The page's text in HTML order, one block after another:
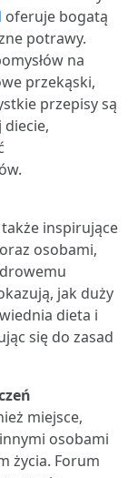
oferuje bogatą
potrawy.
na
przekąski,
przepisy są
inspirujące
osobami,
jak duży
dieta i
się do zasad
miejsce,
osobami
życia. Forum